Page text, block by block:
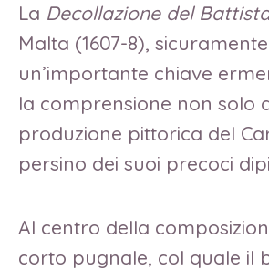
La Decollazione del
Malta (1607-8),
un’importante chiave
la comprensione non solo
produzione pittorica del
persino dei suoi precoci
Al centro della
corto pugnale, col quale il